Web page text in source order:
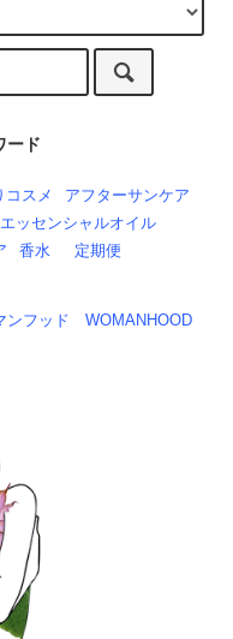
ード
コスメ
アフターサンケア
エッセンシャルオイル
香水 定期便
ンフッド WOMANHOOD